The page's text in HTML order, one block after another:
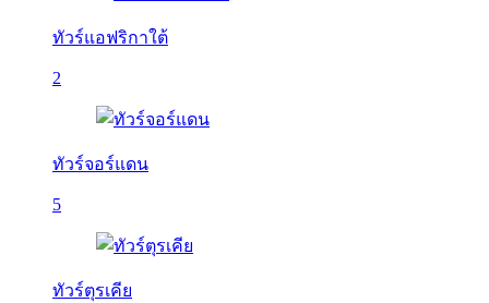
ทัวร์แอฟริกาใต้
2
ทัวร์จอร์แดน
5
ทัวร์ตุรเคีย